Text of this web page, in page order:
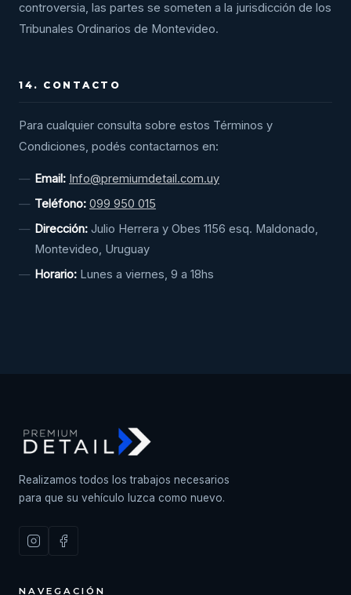
controversia, las partes se someten a la jurisdicción de los
Tribunales Ordinarios de Montevideo.
14. CONTACTO
Para cualquier consulta sobre estos Términos y
Condiciones, podés contactarnos en:
Email: Info@premiumdetail.com.uy
Teléfono: 099 950 015
Dirección: Julio Herrera y Obes 1156 esq. Maldonado,
Montevideo, Uruguay
Horario: Lunes a viernes, 9 a 18hs
Realizamos todos los trabajos necesarios
para que su vehículo luzca como nuevo.
NAVEGACIÓN